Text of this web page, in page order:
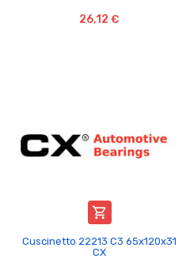
26,12 €

Cuscinetto 22213 C3 65x120x31
CX